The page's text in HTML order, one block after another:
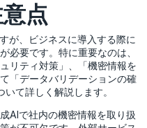
点
が、ビジネスに導入する際に
必要です。特に重要なのは、
リティ対策」、「機密情報を
「データバリデーションの確
て詳しく解説します。
AIで社内の機密情報を取り扱